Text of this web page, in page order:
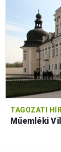
TAGOZATI
Műemléki